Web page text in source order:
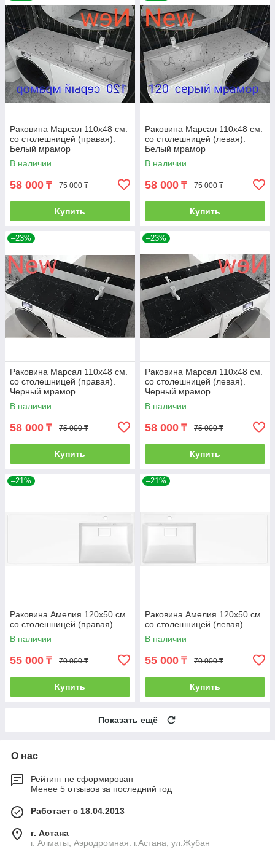
Раковина Марсал 110х48 см.
со столешницей (правая).
Белый мрамор
В наличии
58 000 ₸ 75 000 ₸
Купить
Раковина Марсал 110х48 см.
со столешницей (левая).
Белый мрамор
В наличии
58 000 ₸ 75 000 ₸
Купить
–23%
Раковина Марсал 110х48 см.
со столешницей (правая).
Черный мрамор
В наличии
58 000 ₸ 75 000 ₸
Купить
–23%
Раковина Марсал 110х48 см.
со столешницей (левая).
Черный мрамор
В наличии
58 000 ₸ 75 000 ₸
Купить
–21%
Раковина Амелия 120х50 см.
со столешницей (правая)
В наличии
55 000 ₸ 70 000 ₸
Купить
–21%
Раковина Амелия 120х50 см.
со столешницей (левая)
В наличии
55 000 ₸ 70 000 ₸
Купить
Показать ещё
О нас
Рейтинг не сформирован
Менее 5 отзывов за последний год
Работает с 18.04.2013
г. Астана
г. Алматы, Аэродромная. г.Астана, ул.Жубан